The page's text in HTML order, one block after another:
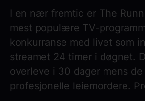
I en nær fremtid er The
mest populære TV-
konkurranse med livet som
streamet 24 timer i døgnet.
overleve i 30 dager mens de
profesjonelle leiemordere.